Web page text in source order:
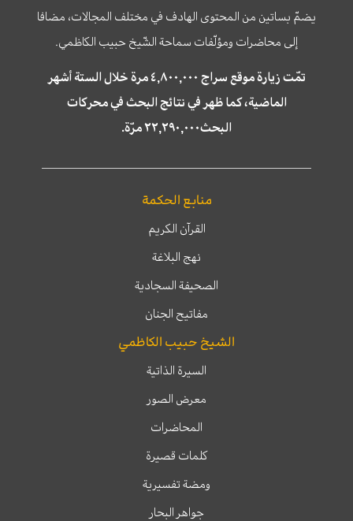
يضمّ بساتين من المحتوى الهادف في مختلف المجالات، مضافا
إلى محاضرات ومؤلّفات سماحة الشّيخ حبيب الكاظمي.
تمّت زيارة موقع سراج ٤,٨٠٠,٠٠٠ مرة خلال الستة أشهر
الماضية، كما ظهر في نتائج البحث في محركات
البحث٢٢,٢٩٠,٠٠٠ مرّة.
منابع الحكمة
القرآن الكريم
نهج البلاغة
الصحيفة السجادية
مفاتيح الجنان
الشيخ حبيب الكاظمي
السيرة الذاتية
معرض الصور
المحاضرات
كلمات قصيرة
ومضة تفسيرية
جواهر البحار